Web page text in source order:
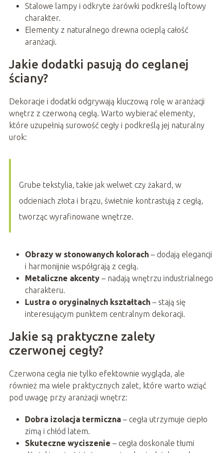
Stalowe lampy i odkryte żarówki podkreślą loftowy
charakter.
Elementy z naturalnego drewna ocieplą całość
aranżacji.
Jakie dodatki pasują do ceglanej
ściany?
Dekoracje i dodatki odgrywają kluczową rolę w aranżacji
wnętrz z czerwoną cegłą. Warto wybierać elementy,
które uzupełnią surowość cegły i podkreślą jej naturalny
urok:
Grube tekstylia, takie jak welwet czy żakard, w
odcieniach złota i brązu, świetnie kontrastują z cegłą,
tworząc wyrafinowane wnętrze.
Obrazy w stonowanych kolorach– dodają elegancji
i harmonijnie współgrają z cegłą.
Metaliczne akcenty– nadają wnętrzu industrialnego
charakteru.
Lustra o oryginalnych kształtach– stają się
interesującym punktem centralnym dekoracji.
Jakie są praktyczne zalety
czerwonej cegły?
Czerwona cegła nie tylko efektownie wygląda, ale
również ma wiele praktycznych zalet, które warto wziąć
pod uwagę przy aranżacji wnętrz:
Dobra izolacja termiczna– cegła utrzymuje ciepło
zimą i chłód latem.
Skuteczne wyciszenie – cegła doskonale tłumi